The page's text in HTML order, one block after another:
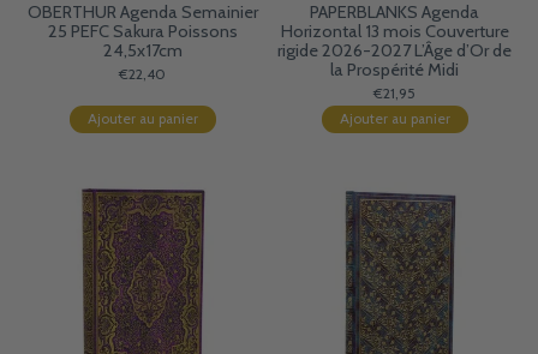
OBERTHUR Agenda Semainier
25 PEFC Sakura Poissons
24,5x17cm
€22,40
Ajouter au panier
PAPERBLANKS Agenda
Horizontal 13 mois Couverture
rigide 2026-2027 L’Âge d’Or de
la Prospérité Midi
€21,95
Ajouter au panier